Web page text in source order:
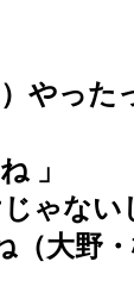
やっ
」
ゃない
（大野